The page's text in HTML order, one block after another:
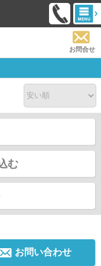
お問合せ
む
お問い合わせ